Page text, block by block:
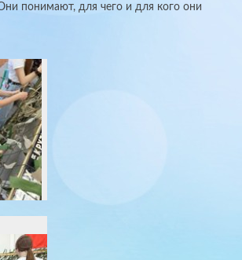
понимают, для чего и для кого они